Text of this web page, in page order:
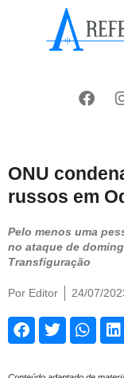
ONU
russos em
Pelo menos uma
no ataque de
Transfiguração
Por Editor 24/07/